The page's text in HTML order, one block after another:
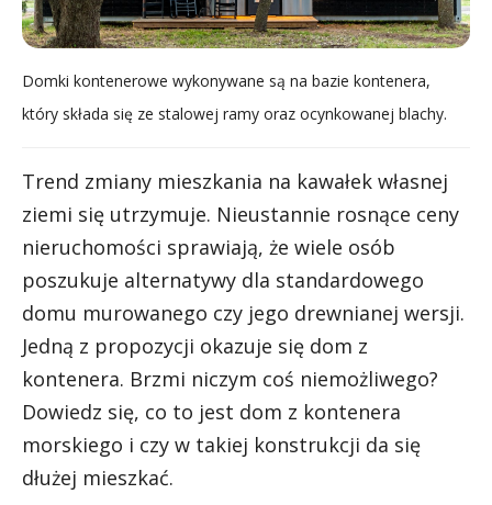
Domki kontenerowe wykonywane są na bazie kontenera,
który składa się ze stalowej ramy oraz ocynkowanej blachy.
Trend zmiany mieszkania na kawałek własnej
ziemi się utrzymuje. Nieustannie rosnące ceny
nieruchomości sprawiają, że wiele osób
poszukuje alternatywy dla standardowego
domu murowanego czy jego drewnianej wersji.
Jedną z propozycji okazuje się dom z
kontenera. Brzmi niczym coś niemożliwego?
Dowiedz się, co to jest dom z kontenera
morskiego i czy w takiej konstrukcji da się
dłużej mieszkać.